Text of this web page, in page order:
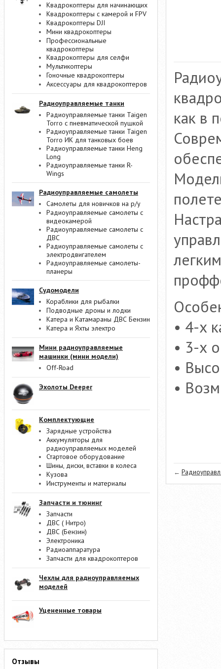
Квадрокоптеры для начинающих
Квадрокоптеры с камерой и FPV
Квадрокоптеры DJI
Мини квадрокоптеры
Профессиональные
квадрокоптеры
Квадрокоптеры для селфи
Мультикоптеры
Гоночные квадрокоптеры
Аксессуары для квадрокоптеров
Радиоуправляемые танки
Радиоуправляемые танки Taigen
Torro с пневматической пушкой
Радиоуправляемые танки Taigen
Torro ИК для танковых боев
Радиоуправляемые танки Heng
Long
Радиоуправляемые танки R-
Wings
Радиоуправляемые самолеты
Самолеты для новичков на р/у
Радиоуправляемые самолеты с
видеокамерой
Радиоуправляемые самолеты с
ДВС
Радиоуправляемые самолеты с
электродвигателем
Радиоуправляемые самолеты-
планеры
Судомодели
Кораблики для рыбалки
Подводные дроны и лодки
Катера и Катамараны ДВС Бензин
Катера и Яхты электро
Мини радиоуправляемые
машинки (мини модели)
Off-Road
Эхолоты Deeper
Комплектующие
Зарядные устройства
Аккумуляторы для
радиоуправляемых моделей
Стартовое оборудование
Шины, диски, вставки в колеса
Кузова
Инструменты и материалы
Запчасти и тюнинг
Запчасти
ДВС ( Нитро)
ДВС (Бензин)
Электроника
Радиоаппаратура
Запчасти для квадрокоптеров
Чехлы для радиоуправляемых
моделей
Уцененные товары
Отзывы
как в
• 4-х
• 3-х
•
•
←